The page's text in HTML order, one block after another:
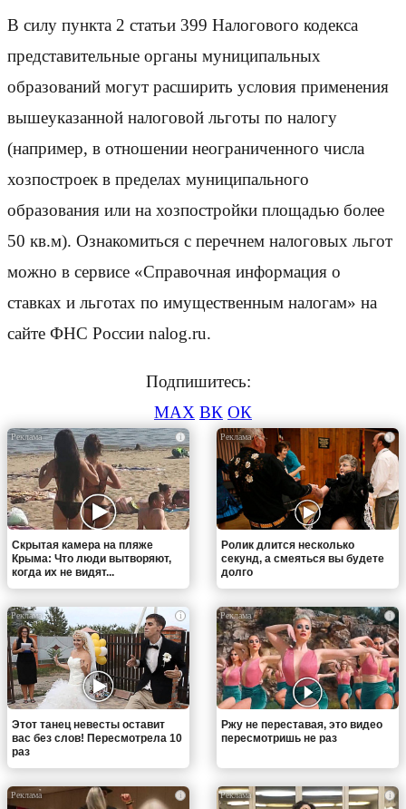
В силу пункта 2 статьи 399 Налогового кодекса
представительные органы муниципальных
образований могут расширить условия применения
вышеуказанной налоговой льготы по налогу
(например, в отношении неограниченного числа
хозпостроек в пределах муниципального
образования или на хозпостройки площадью более
50 кв.м). Ознакомиться с перечнем налоговых льгот
можно в сервисе «Справочная информация о
ставках и льготах по имущественным налогам» на
сайте ФНС России nalog.ru.
Подпишитесь:
MAX ВК ОК
i
Скрытая камера на пляже
Крыма: Что люди вытворяют,
когда их не видят...
i
Ролик длится несколько
секунд, а смеяться вы будете
долго
i
Этот танец невесты оставит
вас без слов! Пересмотрела 10
раз
i
Ржу не переставая, это видео
пересмотришь не раз
i i